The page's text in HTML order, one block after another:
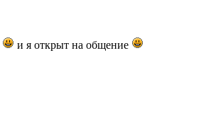
и я открыт на общение